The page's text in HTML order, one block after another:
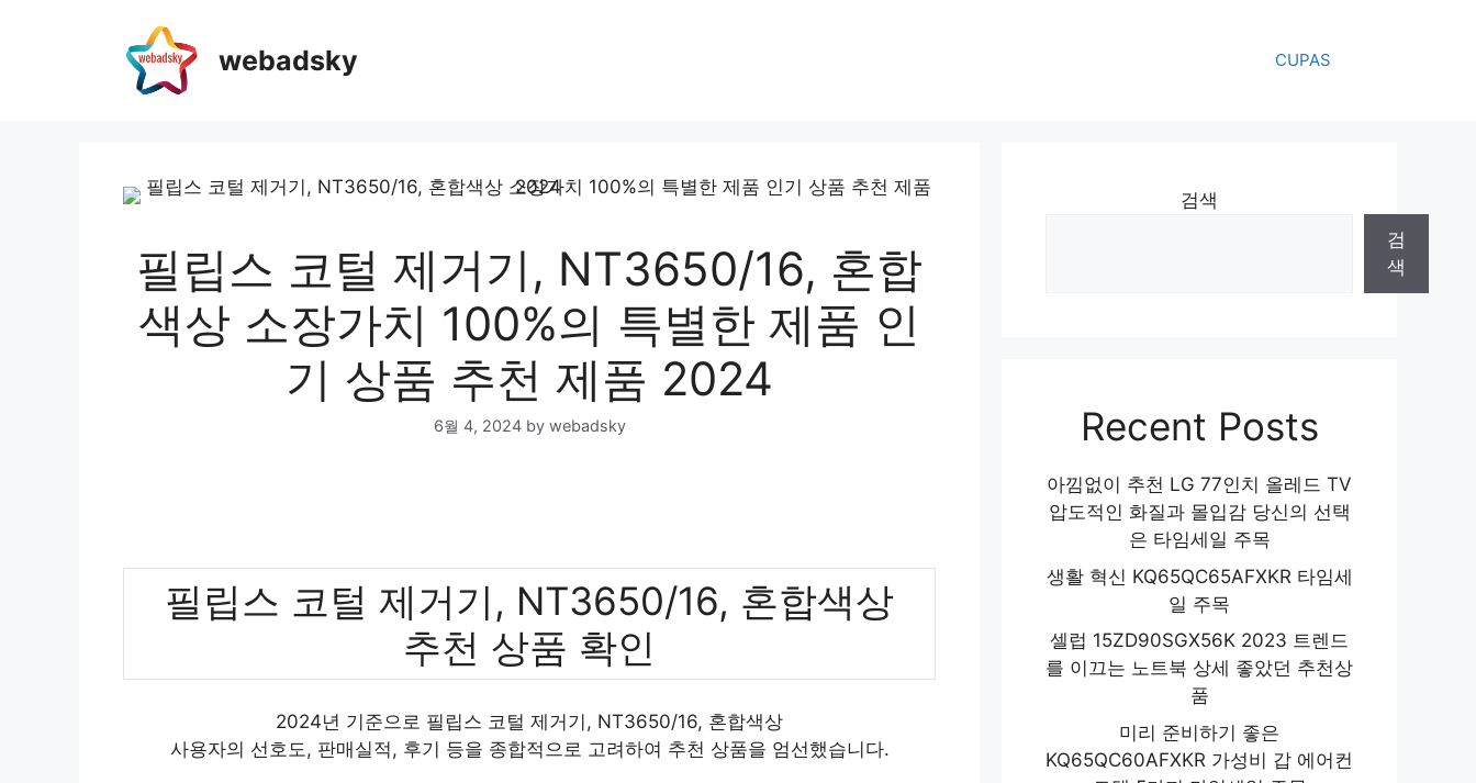
webadsky CUPAS
필립스 코털 제거기, NT3650/16, 혼합
색상 소장가치 100%의 특별한 제품 인
기 상품 추천 제품 2024
6월 4, 2024 by webadsky
필립스 코털 제거기, NT3650/16, 혼합색상
추천 상품 확인
2024년 기준으로 필립스 코털 제거기, NT3650/16, 혼합색상
사용자의 선호도, 판매실적, 후기 등을 종합적으로 고려하여 추천 상품을 엄선했습니다.
검색
검
색
Recent Posts
아낌없이 추천 LG 77인치 올레드 TV
압도적인 화질과 몰입감 당신의 선택
은 타임세일 주목
생활 혁신 KQ65QC65AFXKR 타임세
일 주목
셀럽 15ZD90SGX56K 2023 트렌드
를 이끄는 노트북 상세 좋았던 추천상
품
미리 준비하기 좋은
KQ65QC60AFXKR 가성비 갑 에어컨